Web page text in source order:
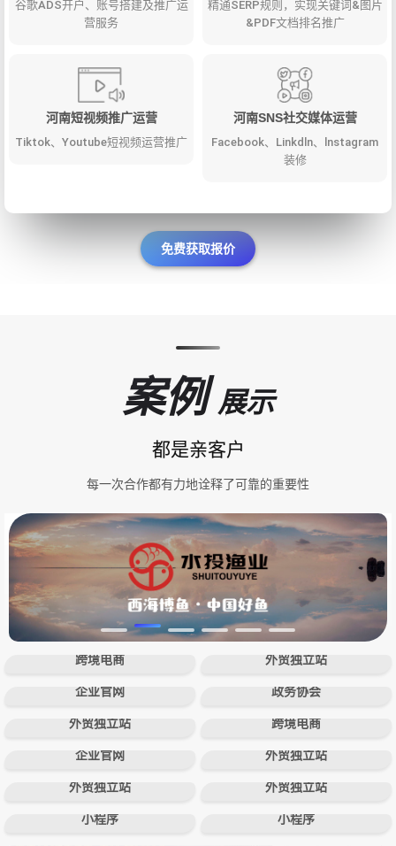
谷歌ADS开户、账号搭建及推广运
营服务
精通SERP规则，实现关键词&图片
&PDF文档排名推广
河南短视频推广运营
Tiktok、Youtube短视频运营推广
河南SNS社交媒体运营
Facebook、Linkdln、lnstagram
装修
免费获取报价
案例展示
都是亲客户
每一次合作都有力地诠释了可靠的重要性
跨境电商 外贸独立站
企业官网 政务协会
外贸独立站 跨境电商
企业官网 外贸独立站
外贸独立站 外贸独立站
小程序 小程序